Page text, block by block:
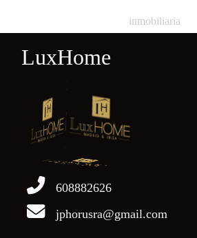
inmobiliaria
LuxHome
608882626
jphorusra@gmail.com